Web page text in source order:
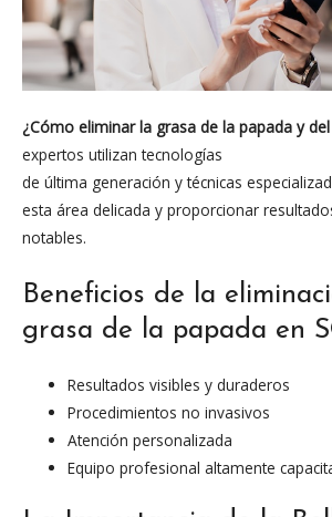
¿Cómo eliminar la grasa de la papada y del
expertos utilizan tecnologías
de última generación y técnicas
esta área delicada y proporcionar
notables.
Beneficios de la
grasa de la papada en
Resultados visibles y duraderos
Procedimientos no invasivos
Atención personalizada
Equipo profesional altamente